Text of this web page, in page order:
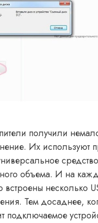
получили
Их используют
объема. И на
встроены несколько
Тем досаднее,
подключаемое